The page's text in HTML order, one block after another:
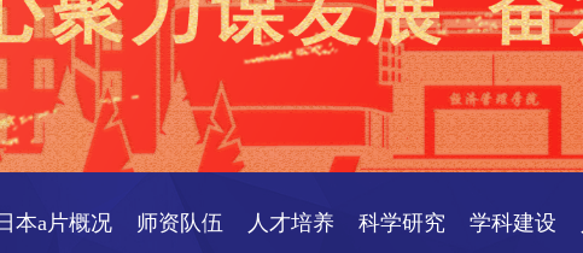
本a片概况 师资队伍 人才培养 科学研究 学科建设